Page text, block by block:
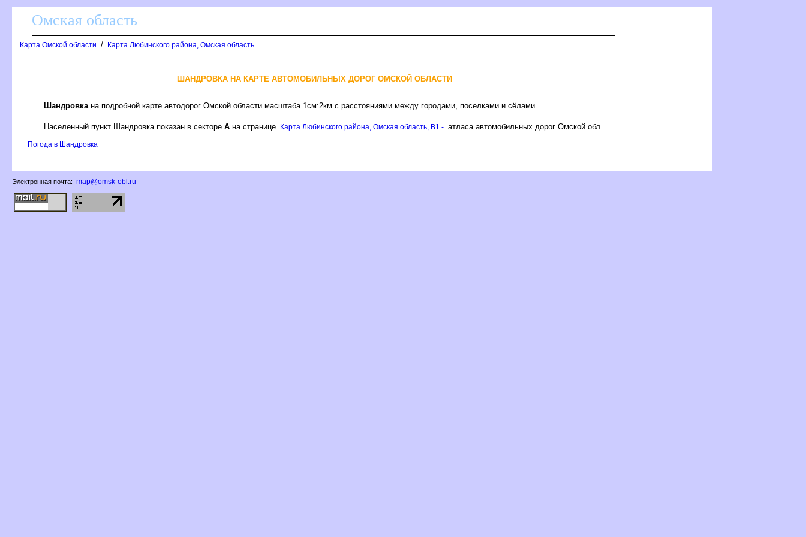
Омская область
Карта Омской области / Карта Любинского района, Омская область
ШАНДРОВКА НА КАРТЕ АВТОМОБИЛЬНЫХ ДОРОГ ОМСКОЙ ОБЛАСТИ
Шандровка на подробной карте автодорог Омской области масштаба 1см:2км с расстояниями между городами, поселками и сёлами
Населенный пункт Шандровка показан в секторе А на странице Карта Любинского района, Омская область, B1 - атласа автомобильных дорог Омской обл.
Погода в Шандровка
Электронная почта: map@omsk-obl.ru